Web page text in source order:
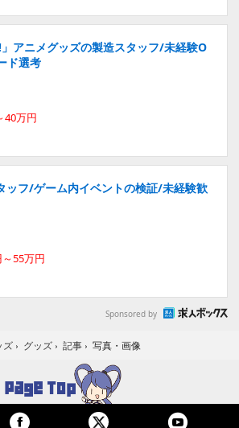
」アニメグッズの製造スタッフ/未経験O
ド選考
40万円
ッフ/ゲーム内イベントの検証/未経験歓
55万円
Sponsored by
ズ › グッズ › 記事 › 写真・画像